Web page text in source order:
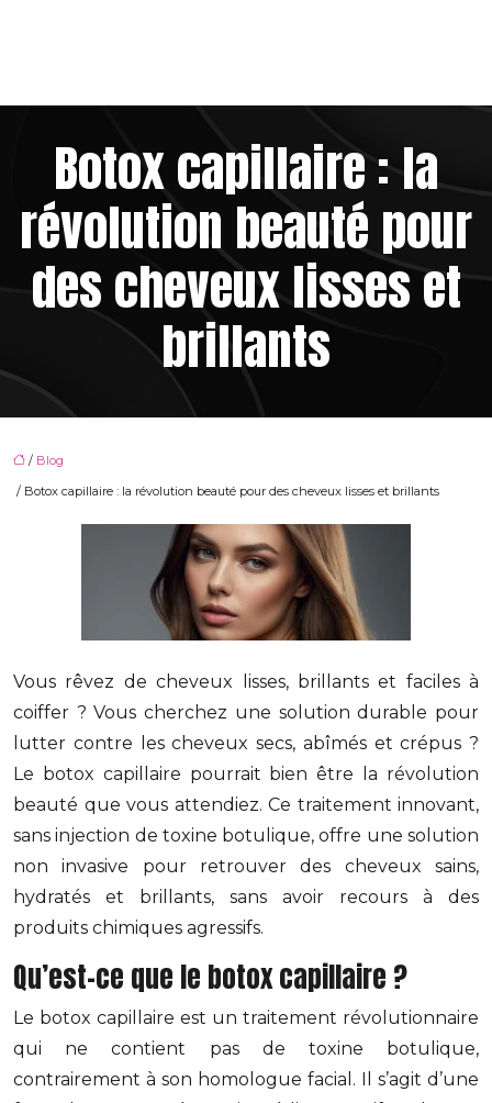
Botox capillaire : la
révolution beauté pour
des cheveux lisses et
brillants
/ Blog
/ Botox capillaire : la révolution beauté pour des cheveux lisses et brillants
Vous rêvez de cheveux lisses, brillants et faciles à
coiffer ? Vous cherchez une solution durable pour
lutter contre les cheveux secs, abîmés et crépus ?
Le botox capillaire pourrait bien être la révolution
beauté que vous attendiez. Ce traitement innovant,
sans injection de toxine botulique, offre une solution
non invasive pour retrouver des cheveux sains,
hydratés et brillants, sans avoir recours à des
produits chimiques agressifs.
Qu’est-ce que le botox capillaire ?
Le botox capillaire est un traitement révolutionnaire
qui ne contient pas de toxine botulique,
contrairement à son homologue facial. Il s’agit d’une